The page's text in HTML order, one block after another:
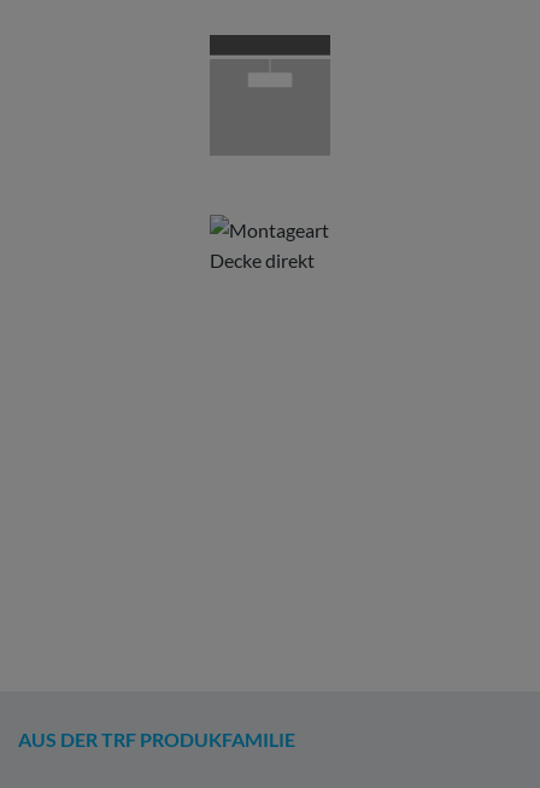
AUS DER TRF PRODUKFAMILIE